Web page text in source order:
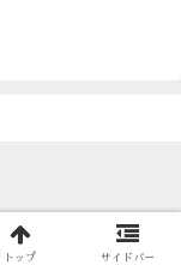
Furumi.
トップ サイドバー